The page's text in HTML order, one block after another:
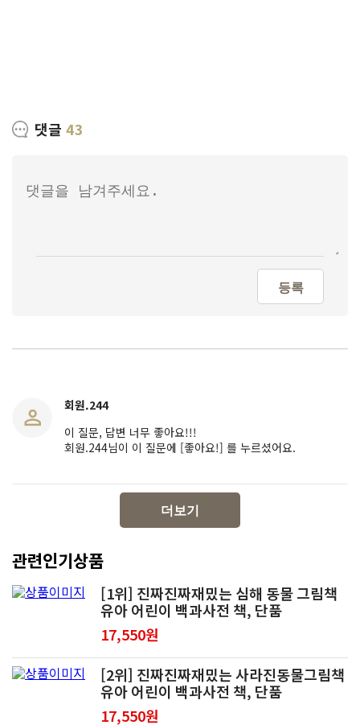
댓글 43
등록
회원.244
이 질문, 답변 너무 좋아요!!!
회원.244님이 이 질문에 [좋아요!] 를 누르셨어요.
더보기
관련인기상품
[1위] 진짜진짜재밌는 심해 동물 그림책
유아 어린이 백과사전 책, 단품
17,550원
[2위] 진짜진짜재밌는 사라진동물그림책
유아 어린이 백과사전 책, 단품
17,550원